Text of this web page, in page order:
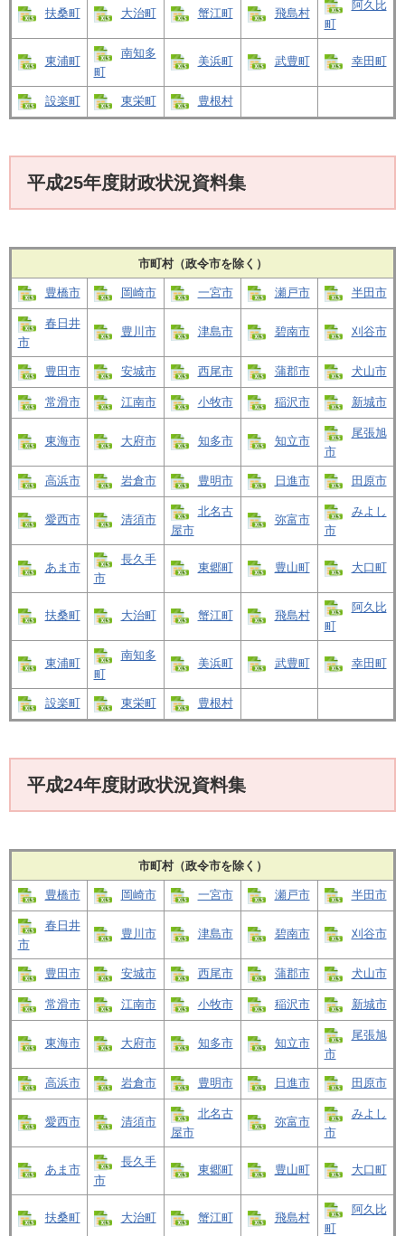
扶桑町 大治町 蟹江町 飛島村
阿久比
町
東浦町
南知多
町
美浜町 武豊町 幸田町
設楽町 東栄町 豊根村
平成25年度財政状況資料集
市町村（政令市を除く）
豊橋市 岡崎市 一宮市 瀬戸市 半田市
春日井
市
豊川市 津島市 碧南市 刈谷市
豊田市 安城市 西尾市 蒲郡市 犬山市
常滑市 江南市 小牧市 稲沢市 新城市
東海市 大府市 知多市 知立市
尾張旭
市
高浜市 岩倉市 豊明市 日進市 田原市
愛西市 清須市
北名古
屋市
弥富市
みよし
市
あま市
長久手
市
東郷町 豊山町 大口町
扶桑町 大治町 蟹江町 飛島村
阿久比
町
東浦町
南知多
町
美浜町 武豊町 幸田町
設楽町 東栄町 豊根村
平成24年度財政状況資料集
市町村（政令市を除く）
豊橋市 岡崎市 一宮市 瀬戸市 半田市
春日井
市
豊川市 津島市 碧南市 刈谷市
豊田市 安城市 西尾市 蒲郡市 犬山市
常滑市 江南市 小牧市 稲沢市 新城市
東海市 大府市 知多市 知立市
尾張旭
市
高浜市 岩倉市 豊明市 日進市 田原市
愛西市 清須市
北名古
屋市
弥富市
みよし
市
あま市
長久手
市
東郷町 豊山町 大口町
扶桑町 大治町 蟹江町 飛島村
阿久比
町